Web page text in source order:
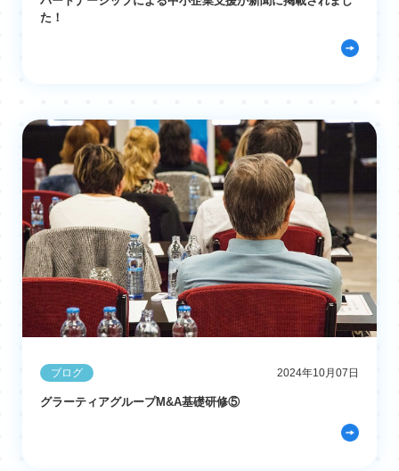
た！
ブログ 2024年10月07日
グラーティアグループM&A基礎研修⑤